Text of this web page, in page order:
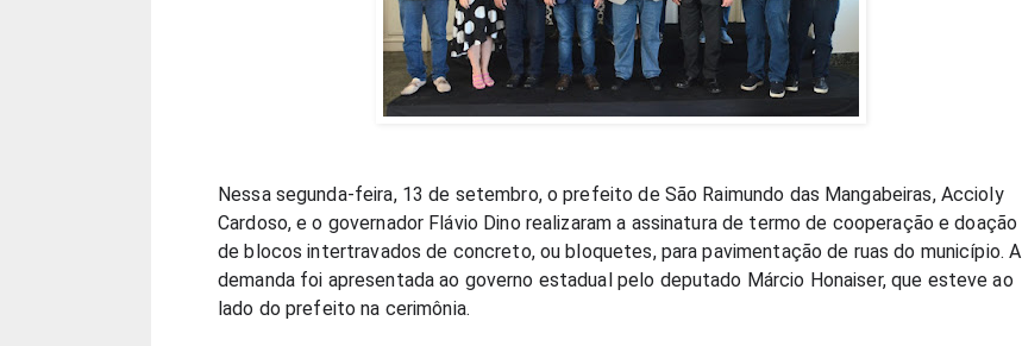
Nessa segunda-feira, 13 de setembro, o prefeito de São Raimundo das Mangabeiras, Accioly
Cardoso, e o governador Flávio Dino realizaram a assinatura de termo de cooperação e doação
de blocos intertravados de concreto, ou bloquetes, para pavimentação de ruas do município. A
demanda foi apresentada ao governo estadual pelo deputado Márcio Honaiser, que esteve ao
lado do prefeito na cerimônia.